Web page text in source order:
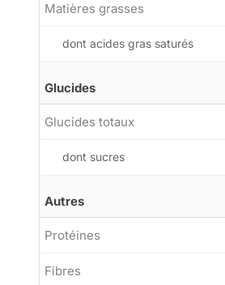
Matières grasses
dont acides gras saturés
Glucides
Glucides totaux
dont sucres
Autres
Protéines
Fibres